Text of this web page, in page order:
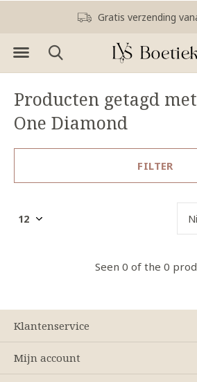
Gratis verzending
Producten getagd
One Diamond
FILTER
Seen 0 of the 0
Klantenservice
Mijn account